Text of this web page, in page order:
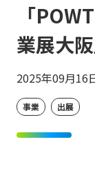
「
業展大
2025年09月16
事業 出展